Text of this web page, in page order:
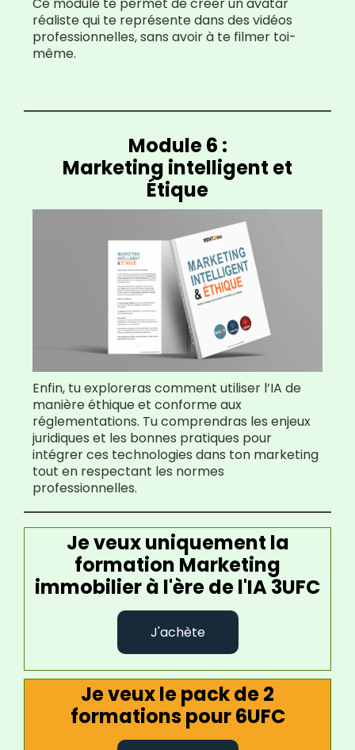
Ce module te permet de créer un avatar
réaliste qui te représente dans des vidéos
professionnelles, sans avoir à te filmer toi-
même.
Module 6 :
Marketing intelligent et
Étique
Enfin, tu exploreras comment utiliser l’IA de
manière éthique et conforme aux
réglementations. Tu comprendras les enjeux
juridiques et les bonnes pratiques pour
intégrer ces technologies dans ton marketing
tout en respectant les normes
professionnelles.
Je veux uniquement la
formation Marketing
immobilier à l'ère de l'IA 3UFC
J'achète
Je veux le pack de 2
formations pour 6UFC